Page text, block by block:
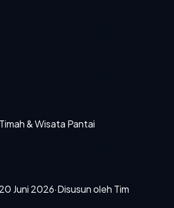
& Wisata Pantai
20 Juni 2026·Disusun oleh Tim